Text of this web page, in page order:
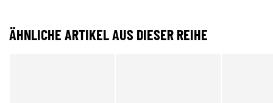
ÄHNLICHE ARTIKEL AUS DIESER REIHE